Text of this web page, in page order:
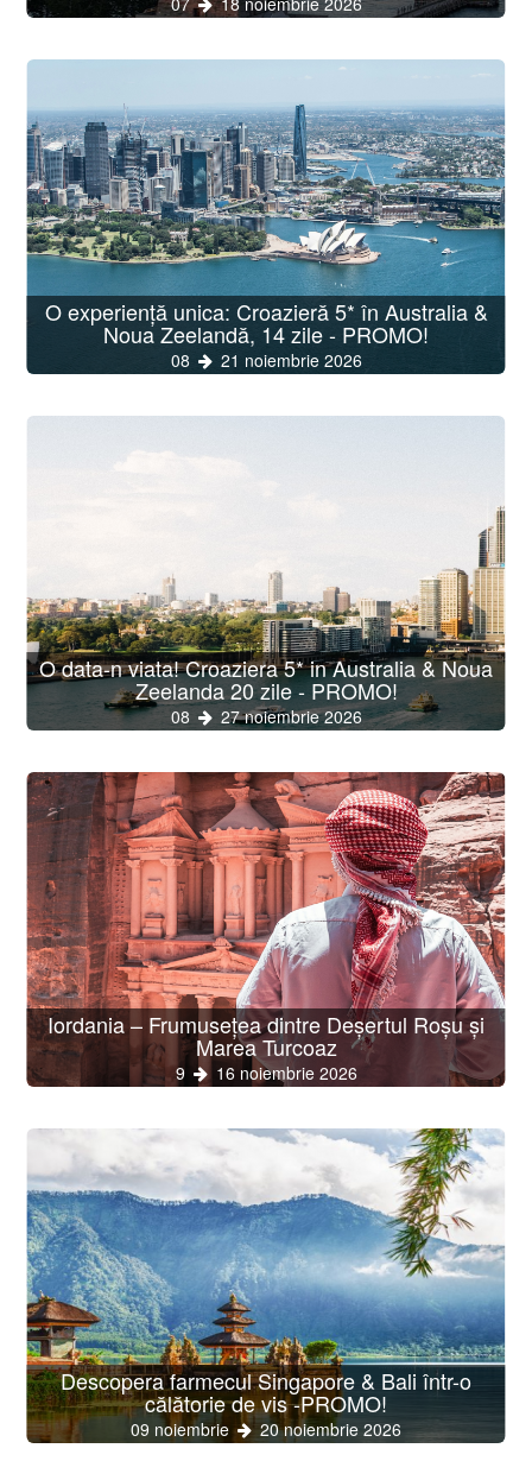
O experiență unica: Croazieră 5* în Australia &
Noua Zeelandă, 14 zile - PROMO!
08 21 noiembrie 2026
O data-n viata! Croaziera 5* in Australia & Noua
Zeelanda 20 zile - PROMO!
08 27 noiembrie 2026
Iordania – Frumusețea dintre Deșertul Roșu și
Marea Turcoaz
9 16 noiembrie 2026
Descopera farmecul Singapore & Bali într-o
călătorie de vis -PROMO!
09 noiembrie 20 noiembrie 2026